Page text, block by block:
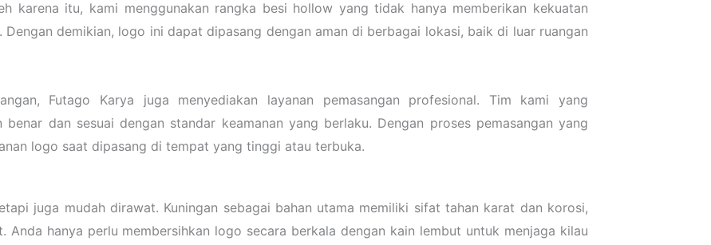
karena itu, kami menggunakan rangka besi hollow yang tidak hanya memberikan kekuatan
demikian, logo ini dapat dipasang dengan aman di berbagai lokasi, baik di luar ruangan
Futago Karya juga menyediakan layanan pemasangan profesional. Tim kami yang
dan sesuai dengan standar keamanan yang berlaku. Dengan proses pemasangan yang
logo saat dipasang di tempat yang tinggi atau terbuka.
juga mudah dirawat. Kuningan sebagai bahan utama memiliki sifat tahan karat dan korosi,
hanya perlu membersihkan logo secara berkala dengan kain lembut untuk menjaga kilau